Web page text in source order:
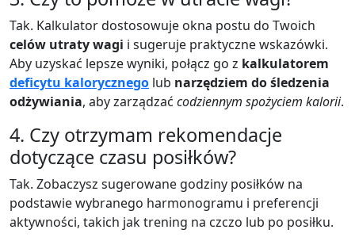
Tak. Kalkulator dostosowuje okna postu do Twoich
celów utraty wagi i sugeruje praktyczne wskazówki.
Aby uzyskać lepsze wyniki, połącz go z kalkulatorem
deficytu kalorycznego lub narzędziem do śledzenia
odżywiania, aby zarządzać codziennym spożyciem kalorii.
4. Czy otrzymam rekomendacje
dotyczące czasu posiłków?
Tak. Zobaczysz sugerowane godziny posiłków na
podstawie wybranego harmonogramu i preferencji
aktywności, takich jak trening na czczo lub po posiłku.